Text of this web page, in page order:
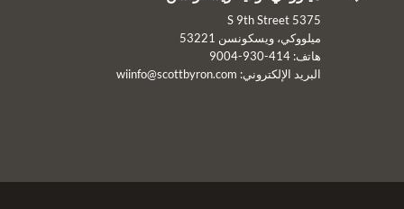
5375 S 9th Street
ميلووكي، ويسكونسن 53221
هاتف: 414-930-9004
البريد الإلكتروني: wiinfo@scottbyron.com